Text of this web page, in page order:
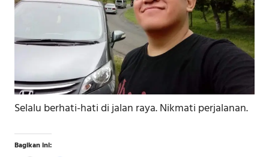
Selalu berhati-hati di jalan raya. Nikmati perjalanan.
Bagikan ini: